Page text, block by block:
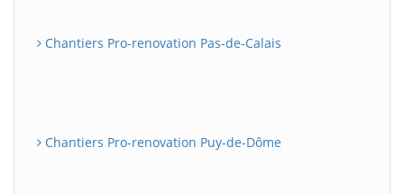
Chantiers Pro-renovation Pas-de-Calais
Chantiers Pro-renovation Puy-de-Dôme